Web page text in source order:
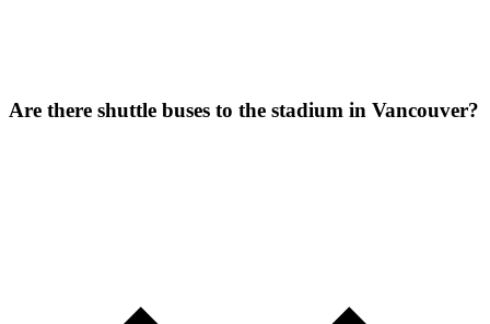
Are there shuttle buses to the stadium in Vancouver?